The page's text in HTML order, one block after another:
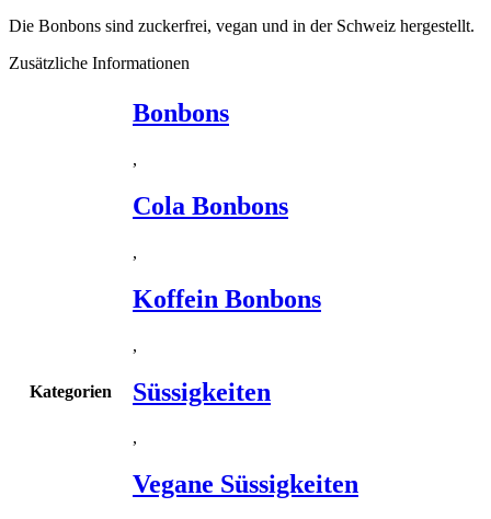
Die Bonbons sind zuckerfrei, vegan und in der Schweiz hergestellt.
Zusätzliche Informationen
Kategorien
Bonbons
,
Cola Bonbons
,
Koffein Bonbons
,
Süssigkeiten
,
Vegane Süssigkeiten